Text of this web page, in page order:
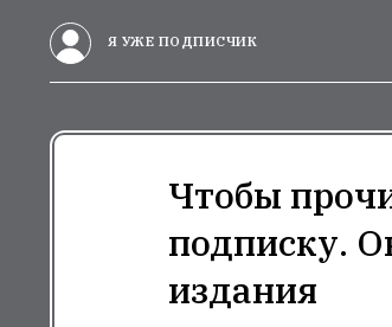
Я УЖЕ ПОДПИСЧИК
Чтобы
подписку.
издания